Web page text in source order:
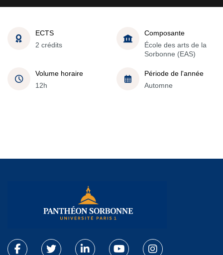
ECTS
2 crédits
Composante
École des arts de la
Sorbonne (EAS)
Volume horaire
12h
Période de l'année
Automne